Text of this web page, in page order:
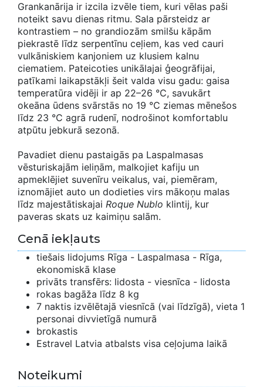
Grankanārija ir izcila izvēle tiem, kuri vēlas paši
noteikt savu dienas ritmu. Sala pārsteidz ar
kontrastiem – no grandiozām smilšu kāpām
piekrastē līdz serpentīnu ceļiem, kas ved cauri
vulkāniskiem kanjoniem uz klusiem kalnu
ciematiem. Pateicoties unikālajai ģeogrāfijai,
patīkami laikapstākļi šeit valda visu gadu: gaisa
temperatūra vidēji ir ap 22–26 °C, savukārt
okeāna ūdens svārstās no 19 °C ziemas mēnešos
līdz 23 °C agrā rudenī, nodrošinot komfortablu
atpūtu jebkurā sezonā.
Pavadiet dienu pastaigās pa Laspalmasas
vēsturiskajām ieliņām, malkojiet kafiju un
apmeklējiet suvenīru veikalus, vai, piemēram,
iznomājiet auto un dodieties virs mākoņu malas
līdz majestātiskajai Roque Nublo klintij, kur
paveras skats uz kaimiņu salām.
Cenā iekļauts
tiešais lidojums Rīga - Laspalmasa - Rīga,
ekonomiskā klase
privāts transfērs: lidosta - viesnīca - lidosta
rokas bagāža līdz 8 kg
7 naktis izvēlētajā viesnīcā (vai līdzīgā), vieta 1
personai divvietīgā numurā
brokastis
Estravel Latvia atbalsts visa ceļojuma laikā
Noteikumi